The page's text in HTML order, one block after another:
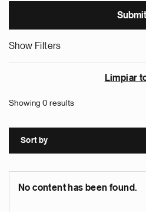
Show Filters
Limpiar
Showing 0 results
Sort by
No content has been found.